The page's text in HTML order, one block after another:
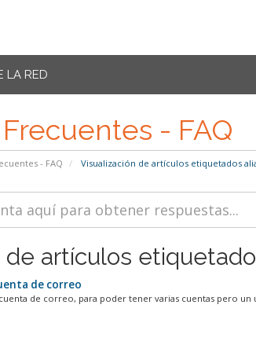
LA RED
- FAQ
- FAQ Visualización de artículos etiquetados
de artículos
de correo
de correo, para poder tener varias cuentas pero un